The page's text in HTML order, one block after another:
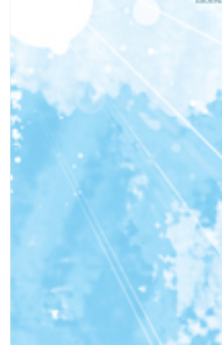
1) 성부와 성자가 함께 표현되는 복수형의 성경말씀
2) 여호와의 사자(使者)가 하나님 자신으로 묘사된 성경
말씀은?
3) “영”을 확실한 인격으로 불리워진 성경말씀은?
B) 신약의 성경적 근거
1) 예수님께서 세례 받은 이후의 이적은?
2) 예수님의 고별설교 중에서
3) 예수님의 최후명령은 무엇인가?
4) 사도(使徒)들의 축복은?
제4항. 성경 안에 표현된 삼위일체의 말씀은?
A) 성부[The Father]
1) 모든 창조물의 근원은 오직 하나님
2) 이스라엘 선민의 하나님 아버지로서 나타나심
3) 하나님의 영적 자녀인 성도들의 성부 하나님
a) 사랑에 담겨 있는 의미는 무엇인가?
b) 구제, 기도, 금식은 어떻게 하여야 옳은가?
c) 기도와 용서는 어떻게 하여야 하는가?
d) 생명과 구원은 성령을 통하여야만 하는가?
B) 성자[The Sun]
1) 성부 하나님에 의하여 성자 하나님의 영원적 발생
2) 메시야로 성육신하신 성자 하나님
3) 성령으로 잉태하여 성육신하신 성자 하나님의 탄생
C) 성령[The Holy Spirit]
a) 성령 하나님은 한 인격으로 묘사되고 있다.